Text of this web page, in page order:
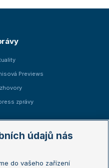
Previews
zprávy
Open
údajů nás
do vašeho zařízení